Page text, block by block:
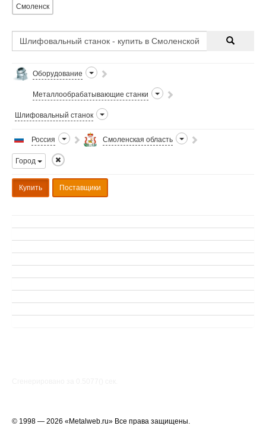
Смоленск
Оборудование
Металлообрабатывающие станки
Шлифовальный станок
Россия Смоленская область
Город
Купить Поставщики
© 1998 — 2026 «Metalweb.ru» Все права защищены.